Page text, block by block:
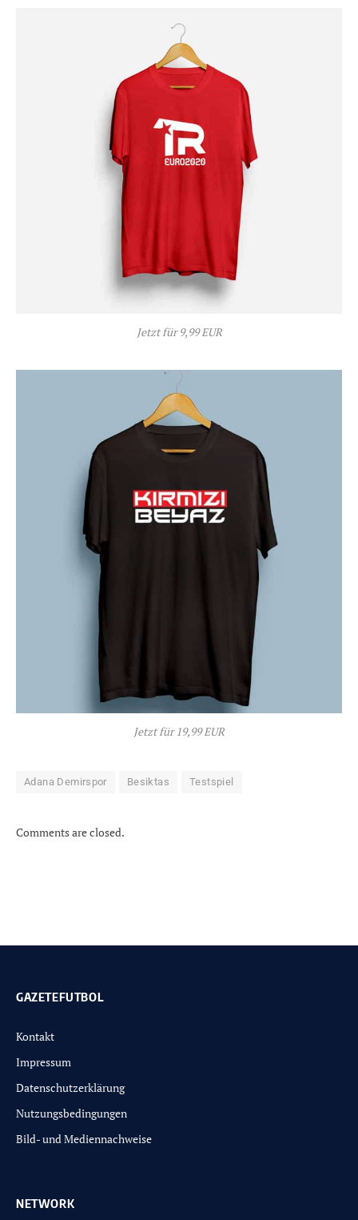
Jetzt für 9,99 EUR
Jetzt für 19,99 EUR
Adana Demirspor Besiktas Testspiel
Comments are closed.
GAZETEFUTBOL
Kontakt
Impressum
Datenschutzerklärung
Nutzungsbedingungen
Bild- und Mediennachweise
NETWORK